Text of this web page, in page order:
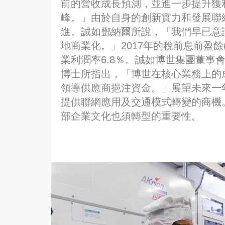
前的營收成長預測，並進一步提升
峰。」由於自身的創新實力和發展
進。誠如鄧納爾所說，「我們早已
地商業化。」2017年的稅前息前盈
業利潤率6.8％。誠如博世集團董事
博士所指出，「博世在核心業務上
領導供應商挹注資金。」展望未來
提供聯網應用及交通模式轉變的商
部企業文化也須轉型的重要性。